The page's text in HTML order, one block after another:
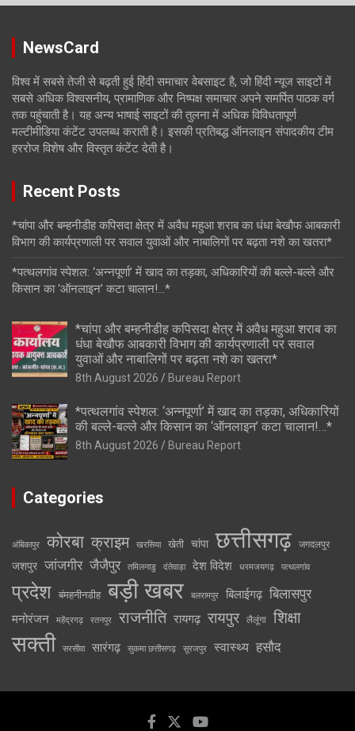
NewsCard
विश्व में सबसे तेजी से बढ़ती हुई हिंदी समाचार वेबसाइट है, जो हिंदी न्यूज साइटों में
सबसे अधिक विश्वसनीय, प्रामाणिक और निष्पक्ष समाचार अपने समर्पित पाठक वर्ग
तक पहुंचाती है। यह अन्य भाषाई साइटों की तुलना में अधिक विविधतापूर्ण
मल्टीमीडिया कंटेंट उपलब्ध कराती है। इसकी प्रतिबद्ध ऑनलाइन संपादकीय टीम
हररोज विशेष और विस्तृत कंटेंट देती है।
Recent Posts
*चांपा और बम्हनीडीह कपिसदा क्षेत्र में अवैध महुआ शराब का धंधा बेखौफ आबकारी
विभाग की कार्यप्रणाली पर सवाल युवाओं और नाबालिगों पर बढ़ता नशे का खतरा*
*पत्थलगांव स्पेशल: ‘अन्नपूर्णा’ में खाद का तड़का, अधिकारियों की बल्ले-बल्ले और
किसान का ‘ऑनलाइन’ कटा चालान!…*
*चांपा और बम्हनीडीह कपिसदा क्षेत्र में अवैध महुआ शराब का
धंधा बेखौफ आबकारी विभाग की कार्यप्रणाली पर सवाल
युवाओं और नाबालिगों पर बढ़ता नशे का खतरा*
8th August 2026 Bureau Report
*पत्थलगांव स्पेशल: ‘अन्नपूर्णा’ में खाद का तड़का, अधिकारियों
की बल्ले-बल्ले और किसान का ‘ऑनलाइन’ कटा चालान!…*
8th August 2026 Bureau Report
Categories
अंबिकापुर कोरबा क्राइम खरसिया खेती चांपा छत्तीसगढ़ जगदलपुर
जशपुर जांजगीर जैजैपुर तमिलनाडु दंतेवाड़ा देश विदेश धरमजयगढ़ पत्थलगांव
प्रदेश बंमहनीनडीह बड़ी खबर बलरामपुर बिलाईगढ़ बिलासपुर
मनोरंजन महेंद्रगढ़ रतनपुर राजनीति रायगढ़ रायपुर लैलूंगा शिक्षा
सक्ती सरसीवा सारंगढ़ सुकमा छत्तीसगढ़ सूरजपुर स्वास्थ्य हसौद